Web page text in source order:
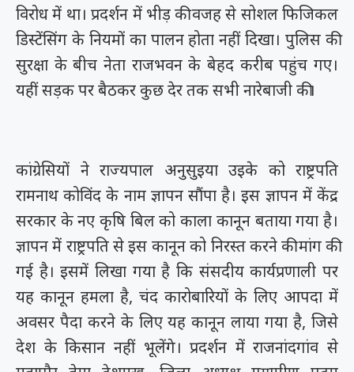
विरोध में था। प्रदर्शन में भीड़ की वजह से सोशल फिजिकल
डिस्टेंसिंग के नियमों का पालन होता नहीं दिखा। पुलिस की
सुरक्षा के बीच नेता राजभवन के बेहद करीब पहुंच गए।
यहीं सड़क पर बैठकर कुछ देर तक सभी नारेबाजी की।
कांग्रेसियों ने राज्यपाल अनुसुइया उइके को राष्ट्रपति
रामनाथ कोविंद के नाम ज्ञापन सौंपा है। इस ज्ञापन में केंद्र
सरकार के नए कृषि बिल को काला कानून बताया गया है।
ज्ञापन में राष्ट्रपति से इस कानून को निरस्त करने की मांग की
गई है। इसमें लिखा गया है कि संसदीय कार्यप्रणाली पर
यह कानून हमला है, चंद कारोबारियों के लिए आपदा में
अवसर पैदा करने के लिए यह कानून लाया गया है, जिसे
देश के किसान नहीं भूलेंगे। प्रदर्शन में राजनांदगांव से